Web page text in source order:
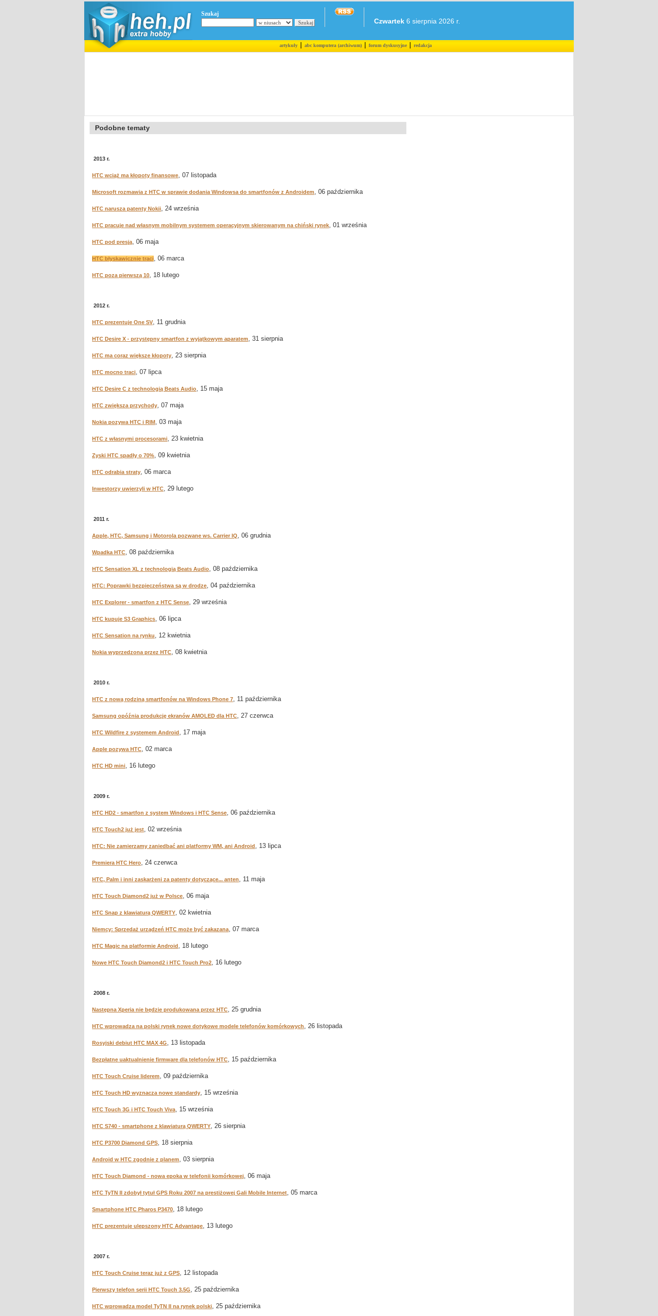
Szukaj
Czwartek 6 sierpnia 2026 r.
artykuły|abc komputera (archiwum)|forum dyskusyjne|redakcja
Podobne tematy
2013 r.
HTC wciąż ma kłopoty finansowe, 07 listopada
Microsoft rozmawia z HTC w sprawie dodania Windowsa do smartfonów z Androidem, 06 października
HTC narusza patenty Nokii, 24 września
HTC pracuje nad własnym mobilnym systemem operacyjnym skierowanym na chiński rynek, 01 września
HTC pod presją, 06 maja
HTC błyskawicznie traci, 06 marca
HTC poza pierwszą 10, 18 lutego
2012 r.
HTC prezentuje One SV, 11 grudnia
HTC Desire X - przystępny smartfon z wyjątkowym aparatem, 31 sierpnia
HTC ma coraz większe kłopoty, 23 sierpnia
HTC mocno traci, 07 lipca
HTC Desire C z technologią Beats Audio, 15 maja
HTC zwiększa przychody, 07 maja
Nokia pozywa HTC i RIM, 03 maja
HTC z własnymi procesorami, 23 kwietnia
Zyski HTC spadły o 70%, 09 kwietnia
HTC odrabia straty, 06 marca
Inwestorzy uwierzyli w HTC, 29 lutego
2011 r.
Apple, HTC, Samsung i Motorola pozwane ws. Carrier IQ, 06 grudnia
Wpadka HTC, 08 października
HTC Sensation XL z technologią Beats Audio, 08 października
HTC: Poprawki bezpieczeństwa są w drodze, 04 października
HTC Explorer - smartfon z HTC Sense, 29 września
HTC kupuje S3 Graphics, 06 lipca
HTC Sensation na rynku, 12 kwietnia
Nokia wyprzedzona przez HTC, 08 kwietnia
2010 r.
HTC z nową rodziną smartfonów na Windows Phone 7, 11 października
Samsung opóźnia produkcję ekranów AMOLED dla HTC, 27 czerwca
HTC Wildfire z systemem Android, 17 maja
Apple pozywa HTC, 02 marca
HTC HD mini, 16 lutego
2009 r.
HTC HD2 - smartfon z system Windows i HTC Sense, 06 października
HTC Touch2 już jest, 02 września
HTC: Nie zamierzamy zaniedbać ani platformy WM, ani Android, 13 lipca
Premiera HTC Hero, 24 czerwca
HTC, Palm i inni zaskarżeni za patenty dotyczące... anten, 11 maja
HTC Touch Diamond2 już w Polsce, 06 maja
HTC Snap z klawiaturą QWERTY, 02 kwietnia
Niemcy: Sprzedaż urządzeń HTC może być zakazana, 07 marca
HTC Magic na platformie Android, 18 lutego
Nowe HTC Touch Diamond2 i HTC Touch Pro2, 16 lutego
2008 r.
Następna Xperia nie będzie produkowana przez HTC, 25 grudnia
HTC wprowadza na polski rynek nowe dotykowe modele telefonów komórkowych, 26 listopada
Rosyjski debiut HTC MAX 4G, 13 listopada
Bezpłatne uaktualnienie firmware dla telefonów HTC, 15 października
HTC Touch Cruise liderem, 09 października
HTC Touch HD wyznacza nowe standardy, 15 września
HTC Touch 3G i HTC Touch Viva, 15 września
HTC S740 - smartphone z klawiaturą QWERTY, 26 sierpnia
HTC P3700 Diamond GPS, 18 sierpnia
Android w HTC zgodnie z planem, 03 sierpnia
HTC Touch Diamond - nowa epoka w telefonii komórkowej, 06 maja
HTC TyTN II zdobył tytuł GPS Roku 2007 na prestiżowej Gali Mobile Internet, 05 marca
Smartphone HTC Pharos P3470, 18 lutego
HTC prezentuje ulepszony HTC Advantage, 13 lutego
2007 r.
HTC Touch Cruise teraz już z GPS, 12 listopada
Pierwszy telefon serii HTC Touch 3.5G, 25 października
HTC wprowadza model TyTN II na rynek polski, 25 października